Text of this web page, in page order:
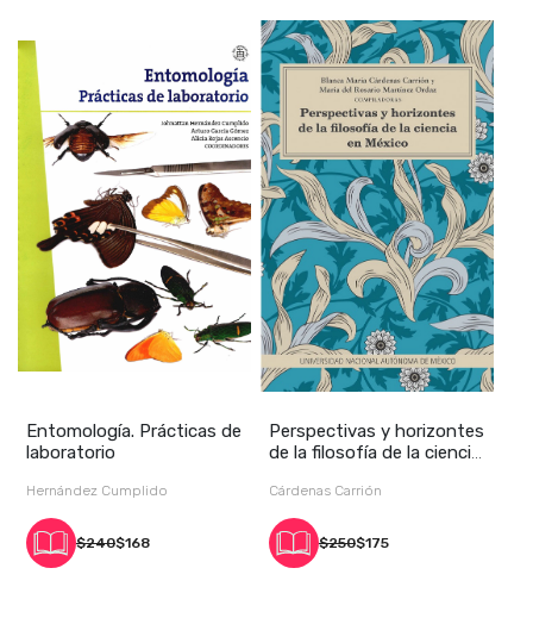
Entomología. Prácticas de
laboratorio
Hernández Cumplido
$240$168
Perspectivas y horizontes
de la filosofía de la ciencia
Cárdenas Carrión
$250$175